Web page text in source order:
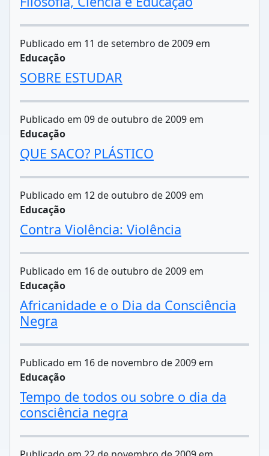
Publicado em 11 de setembro de 2009 em
Educação
SOBRE ESTUDAR
Publicado em 09 de outubro de 2009 em
Educação
QUE SACO? PLÁSTICO
Publicado em 12 de outubro de 2009 em
Educação
Contra Violência: Violência
Publicado em 16 de outubro de 2009 em
Educação
Africanidade e o Dia da Consciência
Negra
Publicado em 16 de novembro de 2009 em
Educação
Tempo de todos ou sobre o dia da
consciência negra